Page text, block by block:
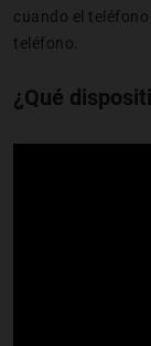
cuando el
teléfono.
¿Qué